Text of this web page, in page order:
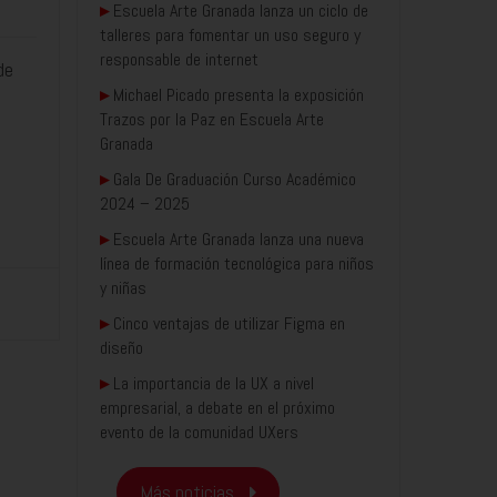
▸Escuela Arte Granada lanza un ciclo de
talleres para fomentar un uso seguro y
responsable de internet
▸Michael Picado presenta la exposición
Trazos por la Paz en Escuela Arte
Granada
▸Gala De Graduación Curso Académico
2024 – 2025
▸Escuela Arte Granada lanza una nueva
línea de formación tecnológica para niños
y niñas
▸Cinco ventajas de utilizar Figma en
diseño
▸La importancia de la UX a nivel
empresarial, a debate en el próximo
evento de la comunidad UXers